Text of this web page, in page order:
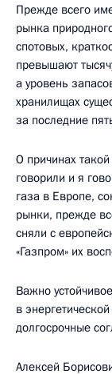
Прежде всего
рынка
спотовых,
превышают
а уровень
хранилищах
за последние
О причинах
говорили и я
газа в Европе,
рынки, прежде
сняли с
«Газпром» их
Важно
в
долгосрочные
Алексей